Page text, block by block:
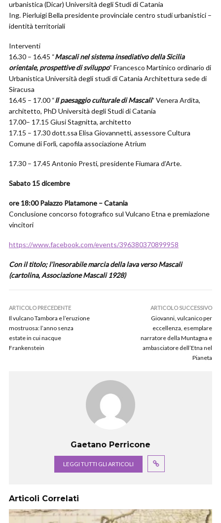
urbanistica (Dicar) Università degli Studi di Catania
Ing. Pierluigi Bella presidente provinciale centro studi urbanistici –
identità territoriali
Interventi
16.30 – 16.45 “Mascali nel sistema insediativo della Sicilia
orientale, prospettive di sviluppo” Francesco Martinico ordinario di
Urbanistica Università degli studi di Catania Architettura sede di
Siracusa
16.45 – 17.00 “Il paesaggio culturale di Mascali” Venera Ardita,
architetto, PhD Università degli Studi di Catania
17.00– 17.15 Giusi Stagnitta, architetto
17.15 – 17.30 dott.ssa Elisa Giovannetti, assessore Cultura
Comune di Forlì, capofila associazione Atrium
17.30 – 17.45 Antonio Presti, presidente Fiumara d’Arte.
Sabato 15 dicembre
ore 18:00 Palazzo Platamone – Catania
Conclusione concorso fotografico sul Vulcano Etna e premiazione
vincitori
https://www.facebook.com/events/396380370899958
Con il titolo; l’inesorabile marcia della lava verso Mascali
(cartolina, Associazione Mascali 1928)
ARTICOLO PRECEDENTE
Il vulcano Tambora e l’eruzione
mostruosa: l’anno senza
estate in cui nacque
Frankenstein
ARTICOLO SUCCESSIVO
Giovanni, vulcanico per
eccellenza, esemplare
narratore della Muntagna e
ambasciatore dell’Etna nel
Pianeta
Gaetano Perricone
LEGGI TUTTI GLI ARTICOLI
Articoli Correlati